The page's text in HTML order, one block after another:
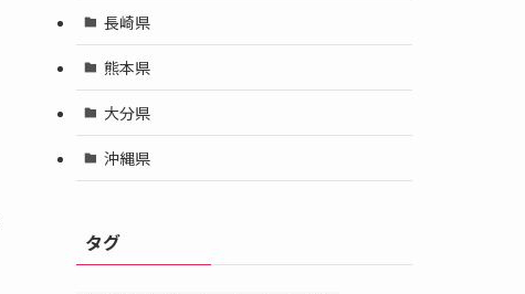
長崎県
熊本県
大分県
沖縄県
タグ